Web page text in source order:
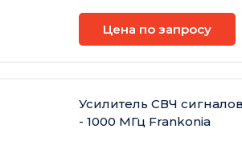
Цена по запросу
Усилитель СВЧ
- 1000 МГц Frankonia